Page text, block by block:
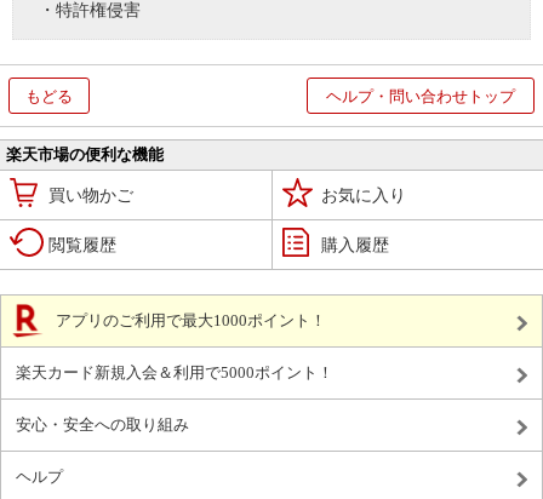
・特許権侵害
もどる ヘルプ・問い合わせトップ
楽天市場の便利な機能
買い物かご お気に入り
閲覧履歴 購入履歴
アプリのご利用で最大1000ポイント！
楽天カード新規入会＆利用で5000ポイント！
安心・安全への取り組み
ヘルプ